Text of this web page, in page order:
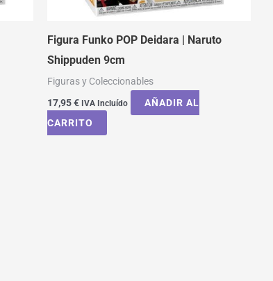
Figura Funko POP Deidara | Naruto
Shippuden 9cm
Figuras y Coleccionables
17,95€ IVA Incluído
AÑADIR AL
CARRITO